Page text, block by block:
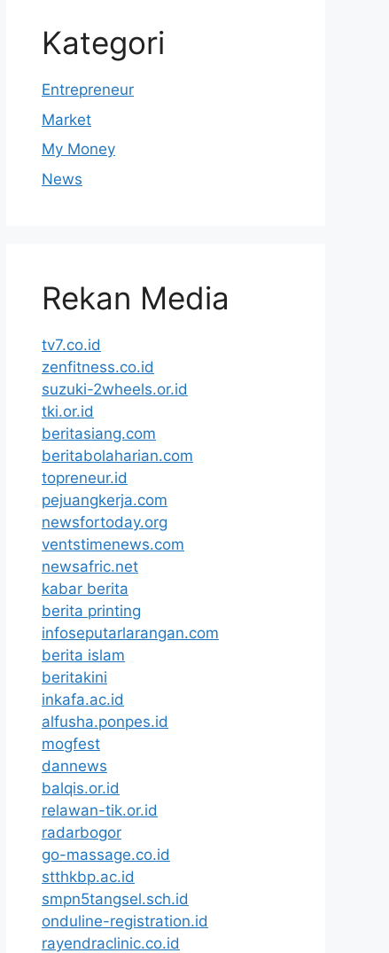
Kategori
Entrepreneur
Market
My Money
News
Rekan Media
tv7.co.id
zenfitness.co.id
suzuki-2wheels.or.id
tki.or.id
beritasiang.com
beritabolaharian.com
topreneur.id
pejuangkerja.com
newsfortoday.org
ventstimenews.com
newsafric.net
kabar berita
berita printing
infoseputarlarangan.com
berita islam
beritakini
inkafa.ac.id
alfusha.ponpes.id
mogfest
dannews
balqis.or.id
relawan-tik.or.id
radarbogor
go-massage.co.id
stthkbp.ac.id
smpn5tangsel.sch.id
onduline-registration.id
rayendraclinic.co.id